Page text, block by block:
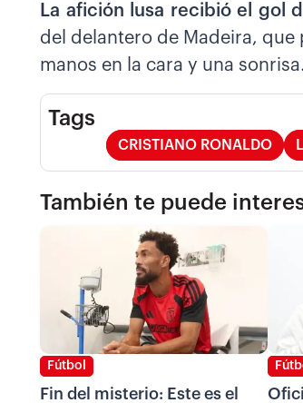
La afición lusa recibió el gol
del delantero de Madeira, que
manos en la cara y una sonrisa.
Tags
CRISTIANO RONALDO
También te puede
Fútbol
Fin del misterio: Este es el